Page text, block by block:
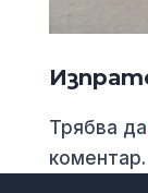
Трябва да
коментар.